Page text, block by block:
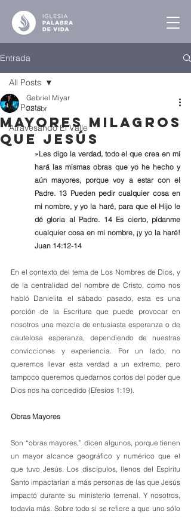
Entrada
All Posts
Atravesando El Valle
All Posts
Mayores Milagros
que Jesús
Gabriel Miyar
22 abr
»Les digo la verdad, todo el que crea en mí
hará las mismas obras que yo he hecho y
aún mayores, porque voy a estar con el
Padre. 13 Pueden pedir cualquier cosa en
mi nombre, y yo la haré, para que el Hijo le
dé gloria al Padre. 14 Es cierto, pídanme
cualquier cosa en mi nombre, ¡y yo la haré!
Juan 14:12-14
En el contexto del tema de Los Nombres de Dios, y
de la centralidad del nombre de Cristo, como nos
habló Danielita el sábado pasado, esta es una
porción de la Escritura que puede provocar en
nosotros una mezcla de entusiasta esperanza o de
cautelosa esperanza, dependiendo de nuestras
convicciones y experiencia. Por un lado, no
queremos llevar esta verdad a un extremo, pero
tampoco queremos quedarnos cortos del poder que
Dios nos ha concedido (Efesios 1:19).
Obras Mayores
Son “obras mayores,” dicen algunos, porque tienen
un mayor alcance geográfico y numérico que el
que tuvo Jesús. Los discípulos, llenos del Espíritu
Santo impactarían a más personas de las que Jesús
impactó durante su ministerio terrenal. Y nosotros,
todavía más. Sobre todo si se refiere a que uno sólo